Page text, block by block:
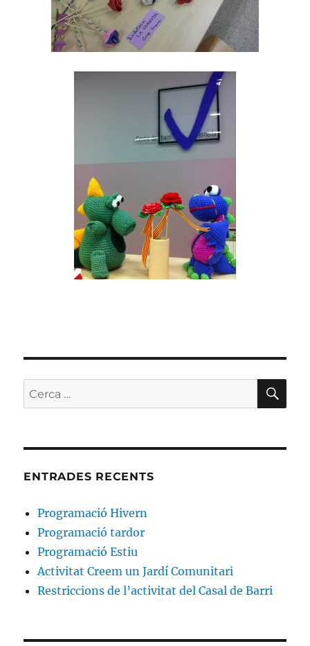
Cerca:
ENTRADES RECENTS
Programació Hivern
Programació tardor
Programació Estiu
Activitat Creem un Jardí Comunitari
Restriccions de l’activitat del Casal de Barri